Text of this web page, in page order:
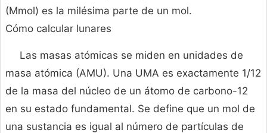
(Mmol) es la milésima parte de un mol.
Cómo calcular lunares
Las masas atómicas se miden en unidades de
masa atómica (AMU). Una UMA es exactamente 1/12
de la masa del núcleo de un átomo de carbono-12
en su estado fundamental. Se define que un mol de
una sustancia es igual al número de partículas de